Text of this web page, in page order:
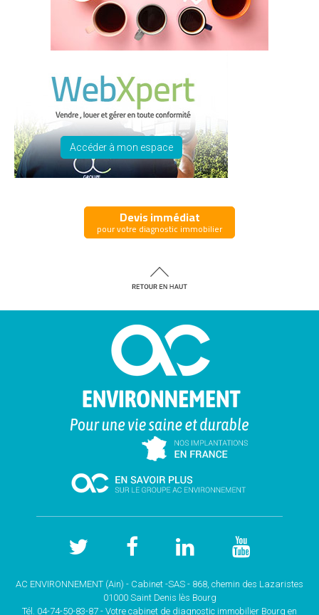
Accéder à mon espace
Devis immédiat
pour votre diagnostic immobilier
AC ENVIRONNEMENT (Ain) - Cabinet -SAS - 868, chemin des Lazaristes
01000 Saint Denis lès Bourg
Tél. 04-74-50-83-87 - Votre cabinet de diagnostic immobilier Bourg en